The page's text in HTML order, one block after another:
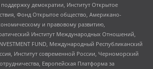
демократии, Институт Открытое
Фонд Открытое общество, Американо-
и правовому развитию,
Институт Международных Отношений,
FUND, Международный Республиканский
Институт современной России, Черноморский
Европейская Платформа за